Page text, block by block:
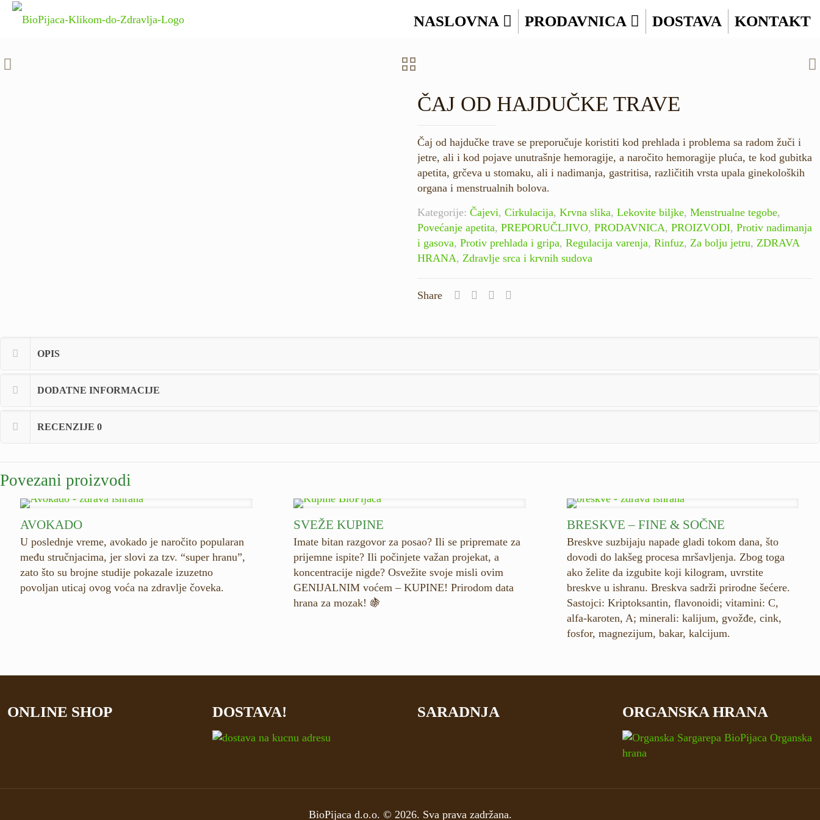
NASLOVNA PRODAVNICA DOSTAVA KONTAKT
ČAJ OD HAJDUČKE TRAVE
Čaj od hajdučke trave se preporučuje koristiti kod prehlada i problema sa radom žuči i
jetre, ali i kod pojave unutrašnje hemoragije, a naročito hemoragije pluća, te kod gubitka
apetita, grčeva u stomaku, ali i nadimanja, gastritisa, različitih vrsta upala ginekoloških
organa i menstrualnih bolova.
Kategorije: Čajevi, Cirkulacija, Krvna slika, Lekovite biljke, Menstrualne tegobe,
Povećanje apetita, PREPORUČLJIVO, PRODAVNICA, PROIZVODI, Protiv nadimanja
i gasova, Protiv prehlada i gripa, Regulacija varenja, Rinfuz, Za bolju jetru, ZDRAVA
HRANA, Zdravlje srca i krvnih sudova
Share
OPIS
DODATNE INFORMACIJE
RECENZIJE 0
Povezani proizvodi
AVOKADO
U poslednje vreme, avokado je naročito popularan
među stručnjacima, jer slovi za tzv. “super hranu”,
zato što su brojne studije pokazale izuzetno
povoljan uticaj ovog voća na zdravlje čoveka.
SVEŽE KUPINE
Imate bitan razgovor za posao? Ili se pripremate za
prijemne ispite? Ili počinjete važan projekat, a
koncentracije nigde? Osvežite svoje misli ovim
GENIJALNIM voćem – KUPINE! Prirodom data
hrana za mozak! 🍇
BRESKVE – FINE & SOČNE
Breskve suzbijaju napade gladi tokom dana, što
dovodi do lakšeg procesa mršavljenja. Zbog toga
ako želite da izgubite koji kilogram, uvrstite
breskve u ishranu. Breskva sadrži prirodne šećere.
Sastojci: Kriptoksantin, flavonoidi; vitamini: C,
alfa-karoten, A; minerali: kalijum, gvožđe, cink,
fosfor, magnezijum, bakar, kalcijum.
ONLINE SHOP DOSTAVA! SARADNJA ORGANSKA HRANA
BioPijaca d.o.o. © 2026. Sva prava zadržana.